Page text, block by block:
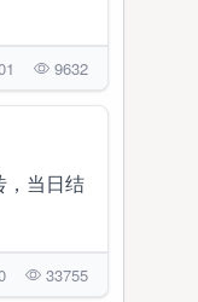
9632
，当日结
33755